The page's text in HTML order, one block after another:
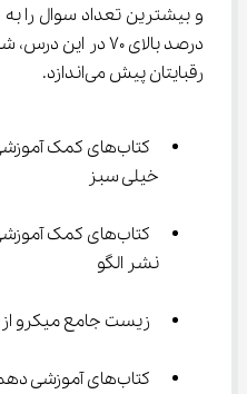
رقبایتان پیش می‌اندازد.
کتاب‌های کمک
خیلی سبز
کتاب‌های کمک
نشر الگو
زیست جامع میکرو از
کتاب‌های آموزشی